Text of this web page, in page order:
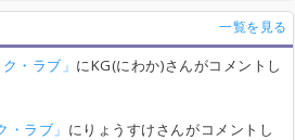
一覧を見る
・ラブ」 にKG(にわか)さんがコメントし
・ラブ」 にりょうすけさんがコメントし